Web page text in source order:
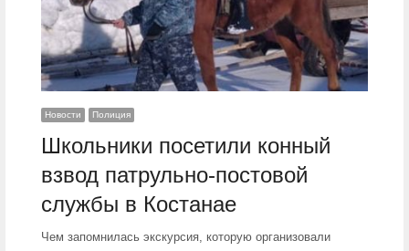
Новости Полиция
Школьники посетили конный
взвод патрульно-постовой
службы в Костанае
Чем запомнилась экскурсия, которую организовали